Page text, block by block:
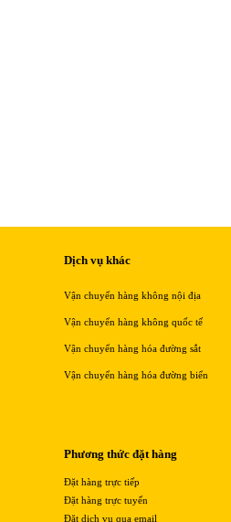
Dịch vụ khác
Vận chuyển hàng không nội địa
Vận chuyển hàng không quốc tế
Vận chuyển hàng hóa đường sắt
Vận chuyển hàng hóa đường biển
Phương thức đặt hàng
Đặt hàng trực tiếp
Đặt hàng trực tuyến
Đặt dịch vụ qua email